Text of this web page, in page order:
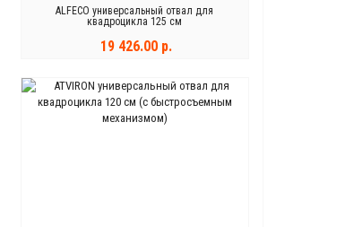
ALFECO универсальный отвал для
квадроцикла 125 см
19 426.00 р.
КУПИТЬ